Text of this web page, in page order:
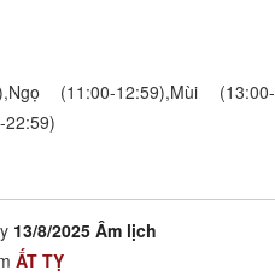
(11:00-12:59),Mùi (13:00-
22:59)
13/8/2025 Âm lịch
ẤT TỴ